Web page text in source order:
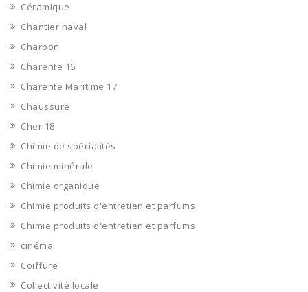
Céramique
Chantier naval
Charbon
Charente 16
Charente Maritime 17
Chaussure
Cher 18
Chimie de spécialités
Chimie minérale
Chimie organique
Chimie produits d'entretien et parfums
Chimie produits d'entretien et parfums
cinéma
Coiffure
Collectivité locale